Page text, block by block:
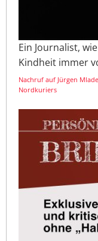
Ein Journalist,
Kindheit immer
Nachruf auf Jürgen
Nordkuriers